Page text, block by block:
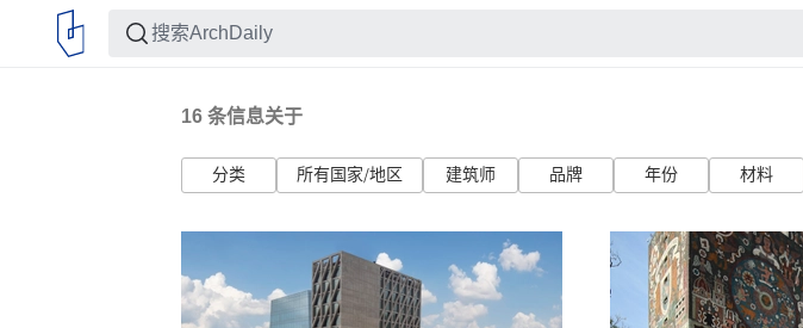
16 条信息关于
分类 所有国家/地区 建筑师 品牌 年份 材料